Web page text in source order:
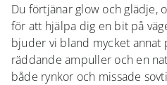
Du förtjänar glow och glädje,
för att hjälpa dig en bit på
bjuder vi bland mycket
räddande ampuller och en
både rynkor och missade